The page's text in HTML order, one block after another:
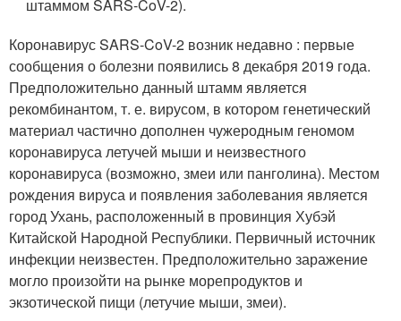
штаммом SARS-CoV-2).
Коронавирус SARS-CoV-2 возник недавно : первые
сообщения о болезни появились 8 декабря 2019 года.
Предположительно данный штамм является
рекомбинантом, т. е. вирусом, в котором генетический
материал частично дополнен чужеродным геномом
коронавируса летучей мыши и неизвестного
коронавируса (возможно, змеи или панголина). Местом
рождения вируса и появления заболевания является
город Ухань, расположенный в провинция Хубэй
Китайской Народной Республики. Первичный источник
инфекции неизвестен. Предположительно заражение
могло произойти на рынке морепродуктов и
экзотической пищи (летучие мыши, змеи).